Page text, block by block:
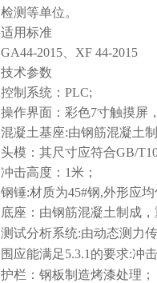
检测等单位。
适用标准
GA44-2015、XF 44-2015
技术参数
控制系统：PLC;
操作界面：彩色7寸触摸屏
混凝土基座:由钢筋混凝土
头模：其尺寸应符合GB/
冲击高度：1米；
钢锤:材质为45#钢,外形应
底座：由钢筋混凝土制成，
测试分析系统:由动态测力
围应能满足5.3.1的要求:冲
护栏：钢板制造烤漆处理；